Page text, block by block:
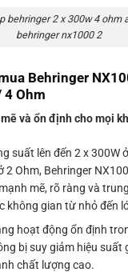
behringer 2 x 300w 4 ohm
behringer nx1000 2
Behringer
4 Ohm
và ổn định cho mọi
suất lên đến 2 x 300W
2 Ohm, Behringer
mẽ, rõ ràng và
không gian từ nhỏ đến
hoạt động ổn định
bị suy giảm hiệu suất
chất lượng cao.